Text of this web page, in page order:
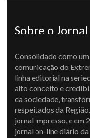
comunicação do
linha editorial na
alto conceito e
da sociedade,
respeitados da
jornal impresso, e em
jornal on-line diário da
eficiência e